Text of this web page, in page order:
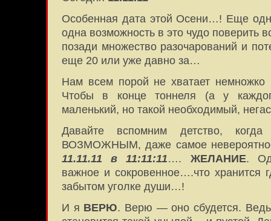
Особенная дата этой Осени…! Еще
одна возможность в это чудо поверить
позади множество разочарований и
еще 20 или уже давно за…
Нам всем порой не хватает
Чтобы в конце тоннеля (а у
маленький, но такой необходимый,
Давайте вспомним детство,
ВОЗМОЖНЫМ, даже самое
11.11.11 в 11:11:11…. ЖЕЛАНИЕ.
важное и сокровенное….что хранится
забытом уголке души…!
И я ВЕРЮ. Верю — оно сбудется.